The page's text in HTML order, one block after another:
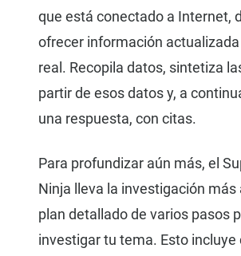
que está conectado a Internet,
ofrecer información
real. Recopila datos, sintetiza
partir de esos datos y, a
una respuesta, con citas.
Para profundizar aún más, el
Ninja lleva la investigación más
plan detallado de varios pasos
investigar tu tema. Esto incluye